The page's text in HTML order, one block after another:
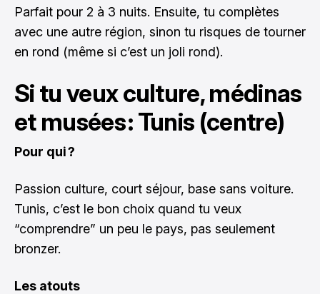
Parfait pour 2 à 3 nuits. Ensuite, tu complètes
avec une autre région, sinon tu risques de tourner
en rond (même si c’est un joli rond).
Si tu veux culture, médinas
et musées : Tunis (centre)
Pour qui ?
Passion culture, court séjour, base sans voiture.
Tunis, c’est le bon choix quand tu veux
“comprendre” un peu le pays, pas seulement
bronzer.
Les atouts